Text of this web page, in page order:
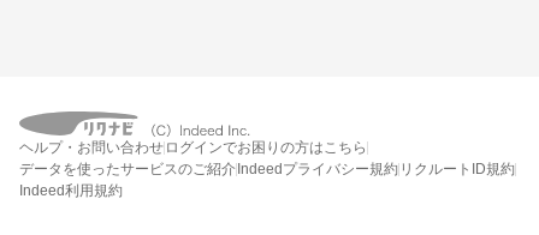
エントリーするとプログラムの詳細案内を
受け取れるようになります
ヘルプ・お問い合わせ ログインでお困りの方はこちら
データを使ったサービスのご紹介 Indeedプライバシー規約 リクルートID規約
Indeed利用規約